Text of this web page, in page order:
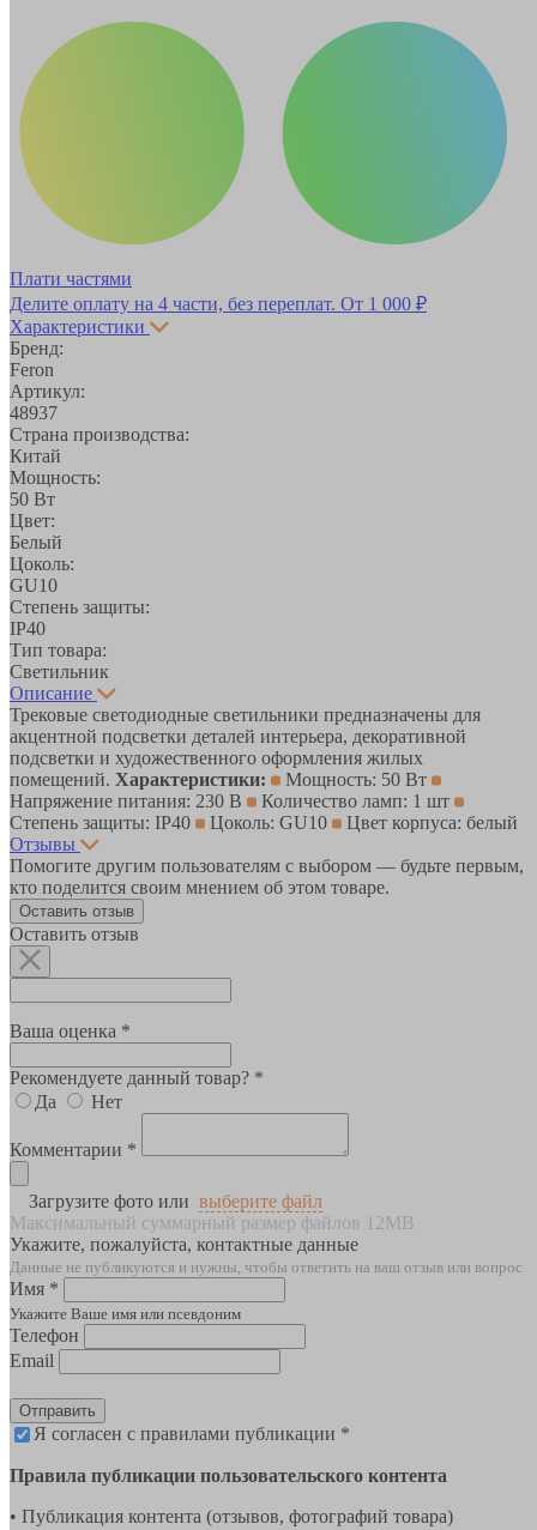
Плати частями
Делите оплату на 4 части, без переплат. От 1 000 ₽
Характеристики
Бренд:
Feron
Артикул:
48937
Страна производства:
Китай
Мощность:
50 Вт
Цвет:
Белый
Цоколь:
GU10
Степень защиты:
IP40
Тип товара:
Светильник
Описание
Трековые светодиодные светильники предназначены для
акцентной подсветки деталей интерьера, декоративной
подсветки и художественного оформления жилых
помещений. Характеристики:
Мощность: 50 Вт
Напряжение питания: 230 В
Количество ламп: 1 шт
Степень защиты: IP40
Цоколь: GU10
Цвет корпуса: белый
Отзывы
Помогите другим пользователям с выбором — будьте первым,
кто поделится своим мнением об этом товаре.
Оставить отзыв
Оставить отзыв
Ваша оценка *
Рекомендуете данный товар? *
Да
Нет
Комментарии *
Загрузите фото или выберите файл
Максимальный суммарный размер файлов 12MB
Укажите, пожалуйста, контактные данные
Данные не публикуются и нужны, чтобы ответить на ваш отзыв или вопрос
Имя *
Укажите Ваше имя или псевдоним
Телефон
Email
Отправить
Я согласен с правилами публикации *
Правила публикации пользовательского контента
• Публикация контента (отзывов, фотографий товара)